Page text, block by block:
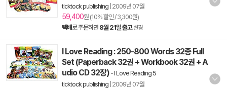
ticktock publishing 2009년 07월
59,400원 (10% 할인 / 3,300원)
택배로 주문하면 8월 21일 출고 변경
I Love Reading : 250-800 Words 32종 Full
Set (Paperback 32권 + Workbook 32권 + A
udio CD 32장) -I Love Reading 5
ticktock publishing 2009년 07월